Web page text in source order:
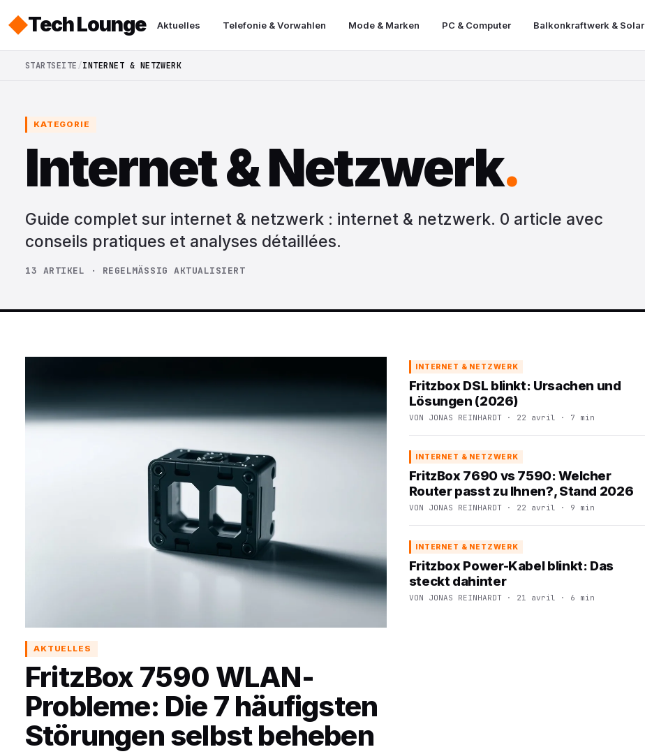
Tech Lounge Aktuelles Telefonie & Vorwahlen Mode & Marken PC & Computer Balkonkraftwerk & Solar
STARTSEITE INTERNET & NETZWERK
KATEGORIE
Internet & Netzwerk.
Guide complet sur internet & netzwerk : internet & netzwerk. 0 article avec
conseils pratiques et analyses détaillées.
13 ARTIKEL · REGELMÄSSIG AKTUALISIERT
AKTUELLES
FritzBox 7590 WLAN-
Probleme: Die 7 häufigsten
Störungen selbst beheben
INTERNET & NETZWERK
Fritzbox DSL blinkt: Ursachen und
Lösungen (2026)
VON JONAS REINHARDT · 22 avril · 7 min
INTERNET & NETZWERK
FritzBox 7690 vs 7590: Welcher
Router passt zu Ihnen?, Stand 2026
VON JONAS REINHARDT · 22 avril · 9 min
INTERNET & NETZWERK
Fritzbox Power-Kabel blinkt: Das
steckt dahinter
VON JONAS REINHARDT · 21 avril · 6 min